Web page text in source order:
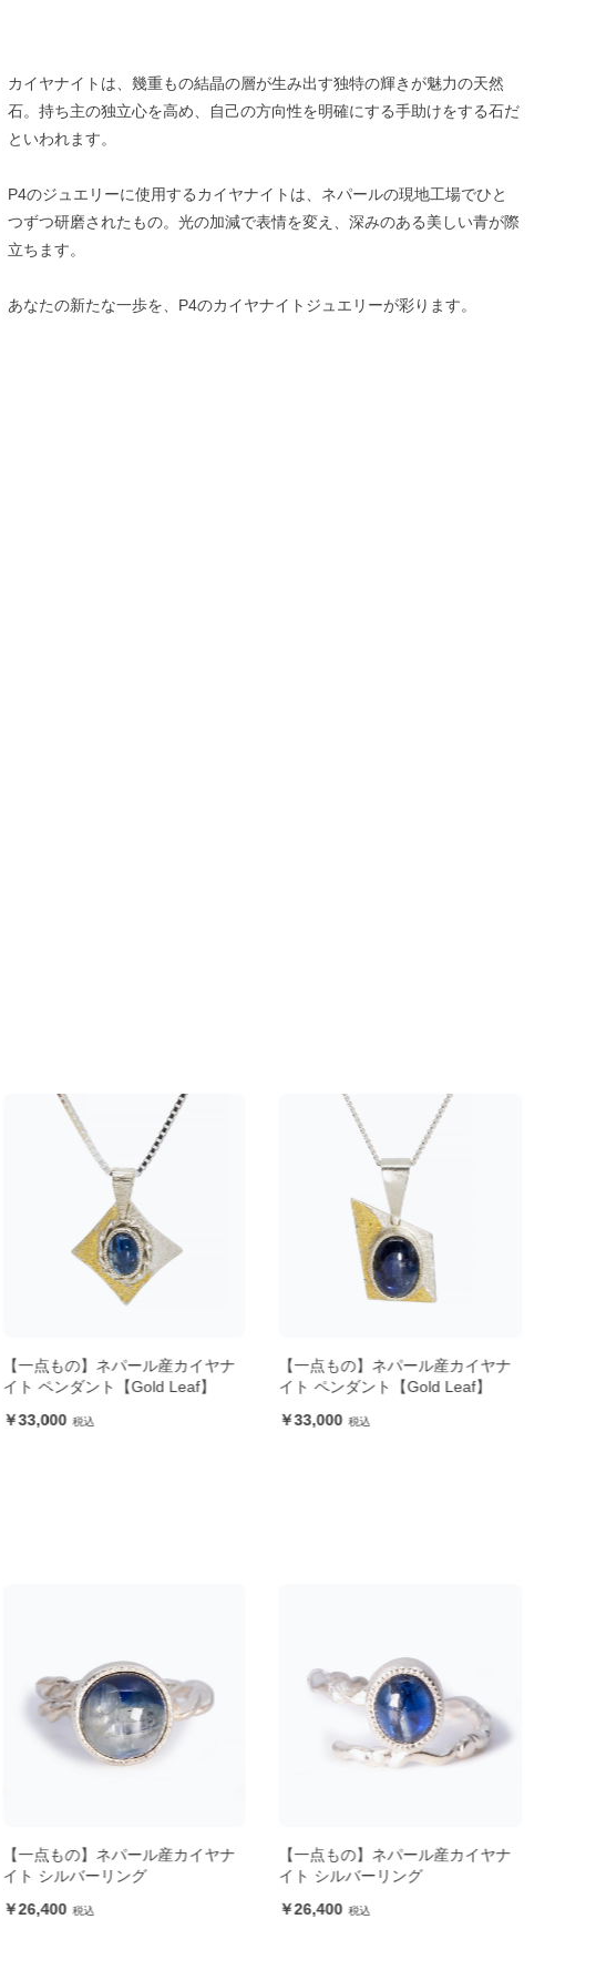
カイヤナイトは、幾重もの結晶の層が生み出す独特の輝きが魅力の天然
石。持ち主の独立心を高め、自己の方向性を明確にする手助けをする石だ
といわれます。
P4のジュエリーに使用するカイヤナイトは、ネパールの現地工場でひと
つずつ研磨されたもの。光の加減で表情を変え、深みのある美しい青が際
立ちます。
あなたの新たな一歩を、P4のカイヤナイトジュエリーが彩ります。
【一点もの】ネパール産カイヤナ
イト ペンダント【Gold Leaf】
33,000
【一点もの】ネパール産カイヤナ
イト ペンダント【Gold Leaf】
33,000
【一点もの】ネパール産カイヤナ
イト シルバーリング
26,400
【一点もの】ネパール産カイヤナ
イト シルバーリング
26,400